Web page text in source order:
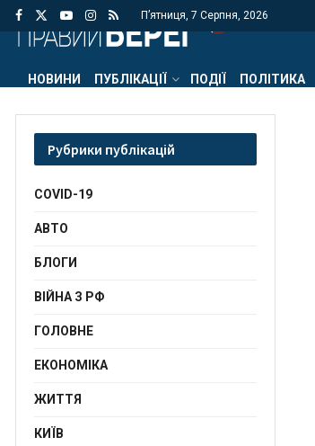
П’ятниця, 7 Серпня, 2026
НОВИНИ ПУБЛІКАЦІЇ ПОДІЇ ПОЛІТИКА
Рубрики публікацій
COVID-19
АВТО
БЛОГИ
ВІЙНА З РФ
ГОЛОВНЕ
ЕКОНОМІКА
ЖИТТЯ
КИЇВ